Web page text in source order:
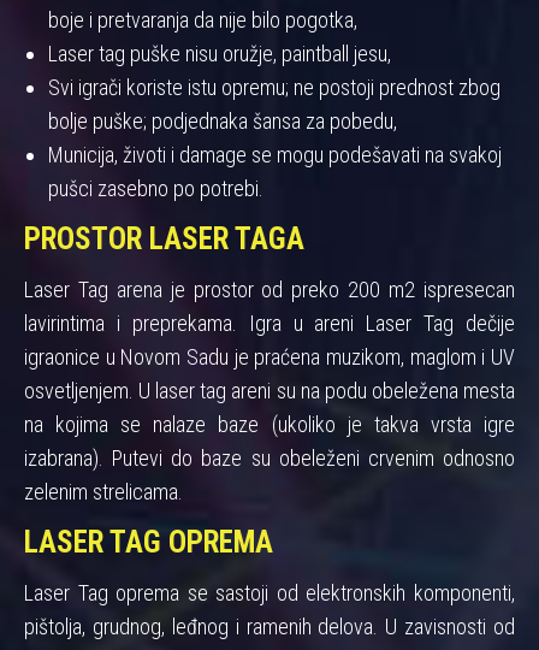
boje i pretvaranja da nije bilo pogotka,
Laser tag puške nisu oružje, paintball jesu,
Svi igrači koriste istu opremu; ne postoji prednost zbog
bolje puške; podjednaka šansa za pobedu,
Municija, životi i damage se mogu podešavati na svakoj
pušci zasebno po potrebi.
PROSTOR LASER TAGA
Laser Tag arena je prostor od preko 200 m2 ispresecan
lavirintima i preprekama. Igra u areni Laser Tag dečije
igraonice u Novom Sadu je praćena muzikom, maglom i UV
osvetljenjem. U laser tag areni su na podu obeležena mesta
na kojima se nalaze baze (ukoliko je takva vrsta igre
izabrana). Putevi do baze su obeleženi crvenim odnosno
zelenim strelicama.
LASER TAG OPREMA
Laser Tag oprema se sastoji od elektronskih komponenti,
pištolja, grudnog, leđnog i ramenih delova. U zavisnosti od